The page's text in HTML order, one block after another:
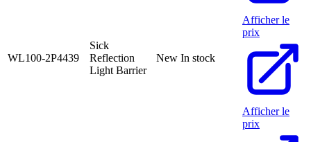
WL100-2P4439
Sick
Reflection
Light Barrier
New In stock
Afficher le
prix
Afficher le
prix